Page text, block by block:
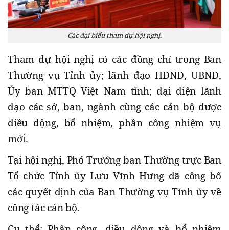
Các đại biểu tham dự hội nghị.
Tham dự hội nghị có các đồng chí trong Ban
Thường vụ Tỉnh ủy; lãnh đạo HĐND, UBND,
Ủy ban MTTQ Việt Nam tỉnh; đại diện lãnh
đạo các sở, ban, ngành cùng các cán bộ được
điều động, bổ nhiệm, phân công nhiệm vụ
mới.
Tại hội nghị, Phó Trưởng ban Thường trực Ban
Tổ chức Tỉnh ủy Lưu Vĩnh Hưng đã công bố
các quyết định của Ban Thường vụ Tỉnh ủy về
công tác cán bộ.